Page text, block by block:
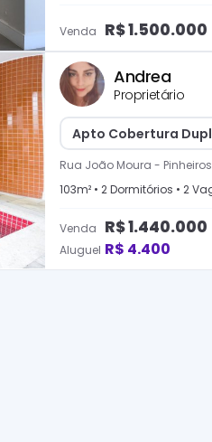
Venda R$1.500.000
Andrea
Proprietário
Apto Cobertura
Rua João Moura - Pinheiros
103m² • 2Dormitórios • 2
Venda R$1.440.000
Aluguel R$ 4.400